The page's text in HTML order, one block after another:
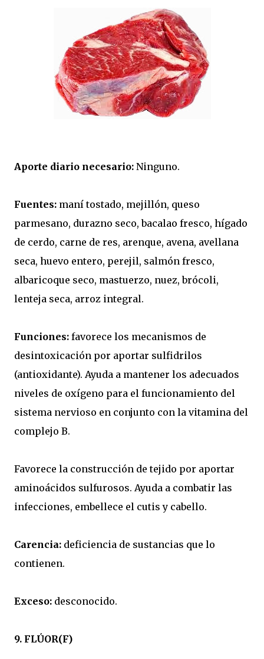
Aporte diario necesario: Ninguno.
Fuentes: maní tostado, mejillón, queso
parmesano, durazno seco, bacalao fresco, hígado
de cerdo, carne de res, arenque, avena, avellana
seca, huevo entero, perejil, salmón fresco,
albaricoque seco, mastuerzo, nuez, brócoli,
lenteja seca, arroz integral.
Funciones: favorece los mecanismos de
desintoxicación por aportar sulfidrilos
(antioxidante). Ayuda a mantener los adecuados
niveles de oxígeno para el funcionamiento del
sistema nervioso en conjunto con la vitamina del
complejo B.
Favorece la construcción de tejido por aportar
aminoácidos sulfurosos. Ayuda a combatir las
infecciones, embellece el cutis y cabello.
Carencia: deficiencia de sustancias que lo
contienen.
Exceso: desconocido.
9. FLÚOR(F)